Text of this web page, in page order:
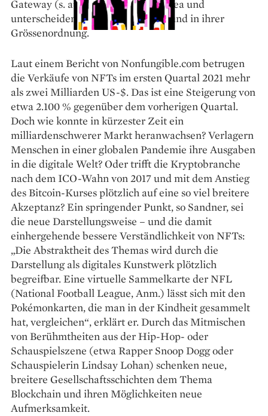
Gateway (s. auch S. 23) und Open Sea und
unterscheiden sich in ihrem Fokus und in ihrer
Grössenordnung.
Laut einem Bericht von Non­fungible.com betrugen
die Verkäufe von NFTs im ersten Quartal 2021 mehr
als zwei Milliarden US-$. Das ist eine Steigerung von
etwa 2.100 % gegenüber dem vorherigen Quartal.
Doch wie konnte in kürzester Zeit ein
milliardenschwerer Markt heranwachsen? Ver­lagern
Menschen in einer globalen Pandemie ihre Ausgaben
in die digitale Welt? Oder trifft die Kryptobranche
nach dem ICO-Wahn von 2017 und mit dem Anstieg
des Bitcoin-Kurses plötzlich auf eine so viel breitere
Ak­zeptanz? Ein springender Punkt, so Sandner, sei
die neue Darstellungsweise – und die damit
einhergehende bessere Verständlichkeit von NFTs:
„Die Abstraktheit des Themas wird durch die
Darstellung als digitales Kunstwerk plötzlich
begreifbar. Eine virtuelle Sammelkarte der NFL
(National Football League, Anm.) lässt sich mit den
Pokémonkarten, die man in der Kindheit gesammelt
hat, vergleichen“, erklärt er. Durch das Mitmischen
von Berühmtheiten aus der Hip-Hop- oder
Schauspielszene (etwa Rapper Snoop Dogg oder
Schauspielerin Lindsay Lohan) schenken neue,
breitere Gesellschaftsschichten dem Thema
Blockchain und ihren Möglichkeiten neue
Aufmerksamkeit.